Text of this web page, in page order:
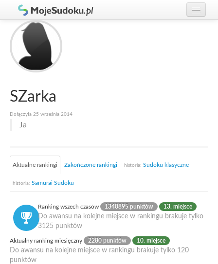
Graj w Sudoku!
Zasady Sudoku
Rankingi
Gracze
SZarka
Dołączyła 25 września 2014
Ja
Aktualne rankingi Zakończone rankingi historia: Sudoku klasyczne
historia: Samurai Sudoku
Ranking wszech czasów 1340895 punktów 13. miejsce
Do awansu na kolejne miejsce w rankingu brakuje tylko
3125 punktów
Aktualny ranking miesięczny 2280 punktów 10. miejsce
Do awansu na kolejne miejsce w rankingu brakuje tylko 120
punktów